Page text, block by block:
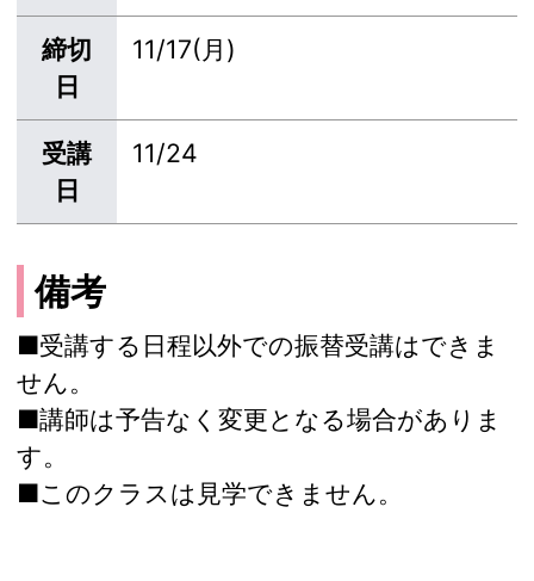
締切
日
11/17(月)
受講
日
11/24
備考
■受講する日程以外での振替受講はできま
せん。
■講師は予告なく変更となる場合がありま
す。
■このクラスは見学できません。